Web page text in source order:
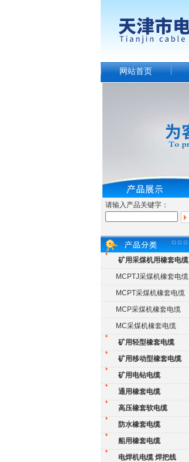
网站首页
请输入产品关键字：
矿用采煤机用橡套电缆
MCPTJ采煤机橡套电缆
MCPT采煤机橡套电缆
MCP采煤机橡套电缆
MC采煤机橡套电缆
矿用轻型橡套电缆
矿用移动型橡套电缆
矿用电钻电缆
通用橡套电缆
高压橡套软电缆
防水橡套电缆
船用橡套电缆
电焊机电缆 焊把线